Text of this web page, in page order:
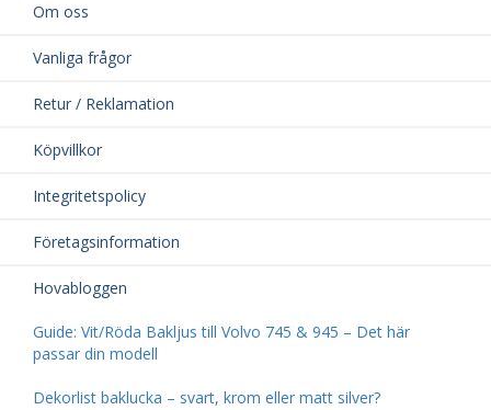
Om oss
Vanliga frågor
Retur / Reklamation
Köpvillkor
Integritetspolicy
Företagsinformation
Hovabloggen
Guide: Vit/Röda Bakljus till Volvo 745 & 945 – Det här
passar din modell
Dekorlist baklucka – svart, krom eller matt silver?